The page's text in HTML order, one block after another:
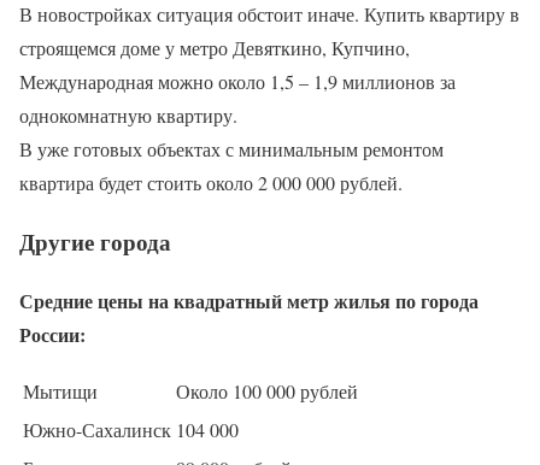
В новостройках ситуация обстоит иначе. Купить квартиру в
строящемся доме у метро Девяткино, Купчино,
Международная можно около 1,5 – 1,9 миллионов за
однокомнатную квартиру.
В уже готовых объектах с минимальным ремонтом
квартира будет стоить около 2 000 000 рублей.
Другие города
Средние цены на квадратный метр жилья по города
России:
Мытищи
Около 100 000 рублей
Южно-Сахалинск 104 000